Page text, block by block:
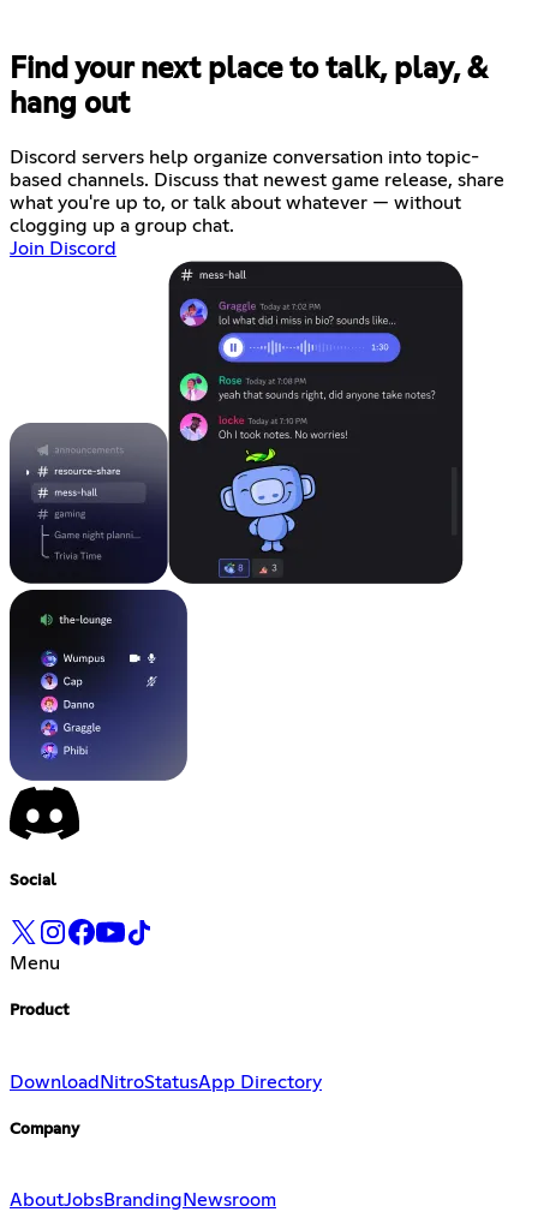
Find your next place to talk, play, &
hang out
Discord servers help organize conversation into topic-
based channels. Discuss that newest game release, share
what you're up to, or talk about whatever — without
clogging up a group chat.
Join Discord
Social
Menu
Product
Download NitroStatusApp Directory
Company
AboutJobsBranding Newsroom